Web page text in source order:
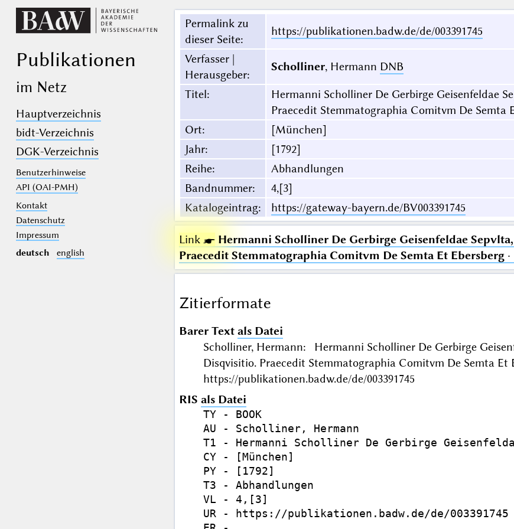
Publikationen
im Netz
Hauptverzeichnis
bidt-Verzeichnis
DGK-Verzeichnis
Benutzerhinweise
API (OAI-PMH)
Kontakt
Datenschutz
Impressum
deutsch
english
Permalink zu
dieser Seite:
https://publikationen.badw.de/de/003391745
Verfasser |
Herausgeber:
Scholliner, Hermann DNB
Titel:
Hermanni Scholliner De Gerbirge Geisenfeldae
Praecedit Stemmatographia Comitvm De Semta
Ort:
[München]
Jahr:
[1792]
Reihe:
Abhandlungen
Bandnummer:
4,[3]
Katalogeintrag: https://gateway-bayern.de/BV003391745
Link ☛ Hermanni Scholliner De Gerbirge Geisenfeldae
Praecedit Stemmatographia Comitvm De Semta Et Ebersberg·
Zitierformate
Barer Text als Datei
Scholliner, Hermann: Hermanni Scholliner De Gerbirge
Disqvisitio. Praecedit Stemmatographia Comitvm De Semta
https://publikationen.badw.de/de/003391745
RIS als Datei
TY - BOOK
AU - Scholliner, Hermann
T1 - Hermanni Scholliner De Gerbirge
CY - [München]
PY - [1792]
T3 - Abhandlungen
VL - 4,[3]
UR - https://publikationen.badw.de/de/003391745